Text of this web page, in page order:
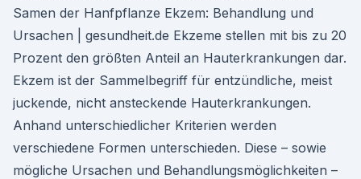
Samen der Hanfpflanze Ekzem: Behandlung und
Ursachen | gesundheit.de Ekzeme stellen mit bis zu 20
Prozent den größten Anteil an Hauterkrankungen dar.
Ekzem ist der Sammelbegriff für entzündliche, meist
juckende, nicht ansteckende Hauterkrankungen.
Anhand unterschiedlicher Kriterien werden
verschiedene Formen unterschieden. Diese – sowie
mögliche Ursachen und Behandlungsmöglichkeiten –